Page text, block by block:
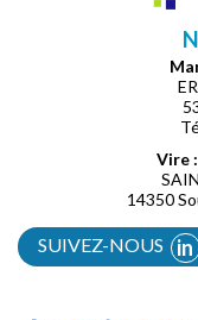
Vire :
14350
SUIVEZ-NOUS in